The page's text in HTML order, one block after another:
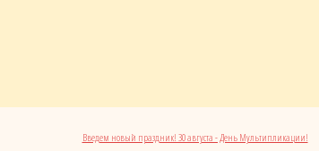
Введем новый праздник! 30 августа - День Мультипликации!